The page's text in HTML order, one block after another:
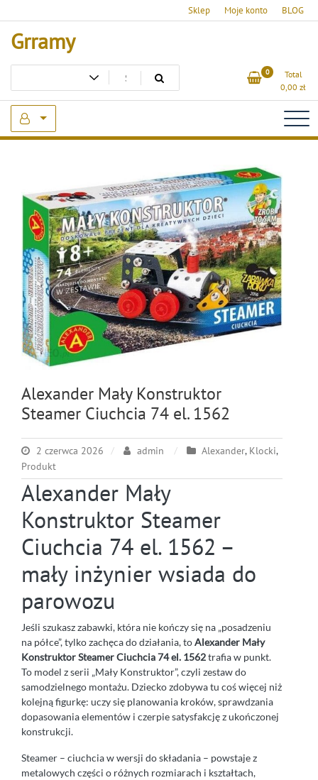
to
content
Sklep Moje konto BLOG
Grramy
0
Total
0,00 zł
Alexander Mały Konstruktor
Steamer Ciuchcia 74 el. 1562
2 czerwca 2026 admin Alexander, Klocki,
Produkt
Alexander Mały
Konstruktor Steamer
Ciuchcia 74 el. 1562 –
mały inżynier wsiada do
parowozu
Jeśli szukasz zabawki, która nie kończy się na „posadzeniu
na półce”, tylko zachęca do działania, toAlexander Mały
Konstruktor Steamer Ciuchcia 74 el. 1562trafia w punkt.
To model z serii „Mały Konstruktor”, czyli zestaw do
samodzielnego montażu. Dziecko zdobywa tu coś więcej niż
kolejną figurkę: uczy się planowania kroków, sprawdzania
dopasowania elementów i czerpie satysfakcję z ukończonej
konstrukcji.
Steamer – ciuchcia w wersji do składania – powstaje z
metalowych części o różnych rozmiarach i kształtach,